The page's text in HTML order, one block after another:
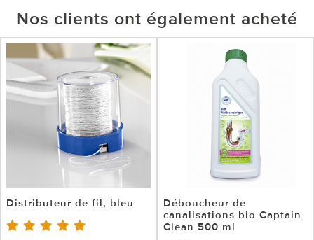
Nos clients ont également acheté
Distributeur de fil, bleu
Déboucheur de
canalisations bio Captain
Clean 500 ml